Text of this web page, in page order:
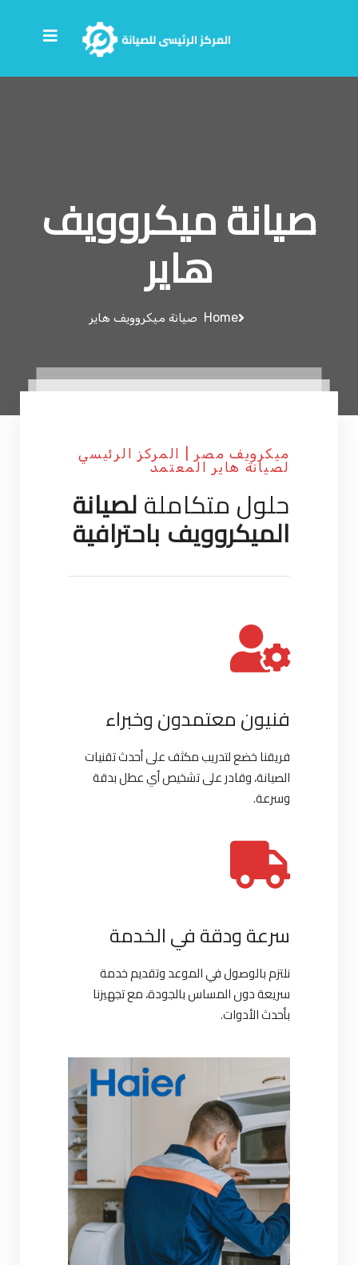
صيانة ميكروويف
هاير
Home صيانة ميكروويف هاير
ميكرويف مصر | المركز الرئيسي
لصيانة هاير المعتمد
حلول متكاملةلصيانة
الميكروويف باحترافية
فنيون معتمدون وخبراء
فريقنا خضع لتدريب مكثف على أحدث تقنيات
الصيانة، وقادر على تشخيص أي عطل بدقة
وسرعة.
سرعة ودقة في الخدمة
نلتزم بالوصول في الموعد وتقديم خدمة
سريعة دون المساس بالجودة، مع تجهيزنا
بأحدث الأدوات.